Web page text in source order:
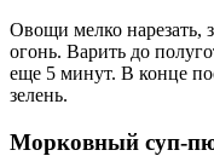
Овощи мелко нарезать,
огонь. Варить до
еще 5 минут. В конце
зелень.
Морковный суп-